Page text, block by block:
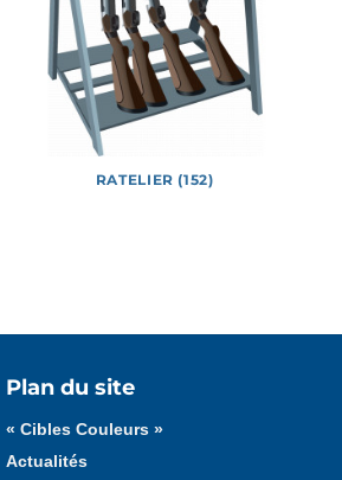
RATELIER (152)
Plan du site
« Cibles Couleurs »
Actualités